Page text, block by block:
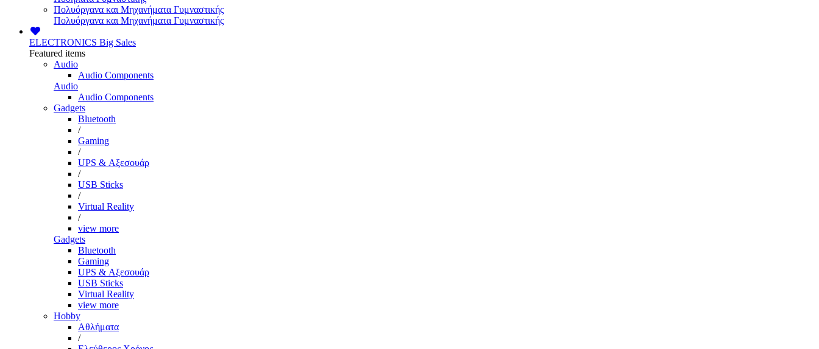
Πολυόργανα και Μηχανήματα Γυμναστικής
Πολυόργανα και Μηχανήματα Γυμναστικής
ELECTRONICS Big Sales
Featured items
Audio
Audio Components
Audio
Audio Components
Gadgets
Bluetooth
/
Gaming
/
UPS & Αξεσουάρ
/
USB Sticks
/
Virtual Reality
/
view more
Gadgets
Bluetooth
Gaming
UPS & Αξεσουάρ
USB Sticks
Virtual Reality
view more
Hobby
Αθλήματα
/